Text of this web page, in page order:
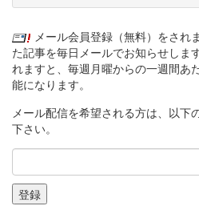
メール会員登録（無料）をされ
た記事を毎日メールでお知らせしま
れますと、毎週月曜からの一週間あ
能になります。
メール配信を希望される方は、以下
下さい。